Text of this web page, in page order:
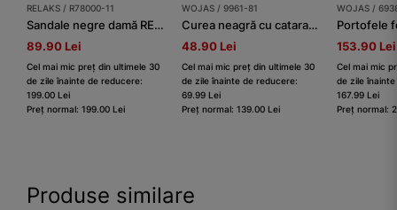
RELAKS / R78000-11
Sandale negre damă RELAKS cu talpă masivă
89.90 Lei
Cel mai mic preț din ultimele 30
de zile înainte de reducere:
199.00 Lei
Preț normal: 199.00 Lei
WOJAS / 9961-81
Curea neagră cu cataramă aurie damă
48.90 Lei
Cel mai mic preț din ultimele 30
de zile înainte de reducere:
69.99 Lei
Preț normal: 139.00 Lei
WOJAS /
Portofele
153.90 Lei
Cel mai mic
de zile
167.99 Lei
Preț normal:
Produse similare